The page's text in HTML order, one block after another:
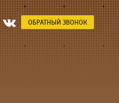
ОБРАТНЫЙ ЗВОНОК